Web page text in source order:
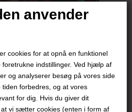
anvender
cookies for at opnå en funktionel
indstillinger. Ved hjælp af
og analyserer besøg på vores side
tiden forbedres, og at vores
for dig. Hvis du giver dit
vi sætter cookies (enten i form af